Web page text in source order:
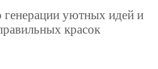
уютных идей и
красок